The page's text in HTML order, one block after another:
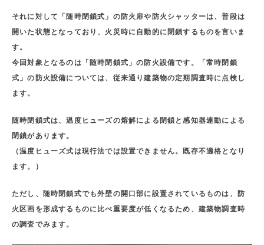
それに対して「随時閉鎖式」の防火扉や防火シャッターは、普段は
開いた状態となっており、火災時に自動的に閉鎖するものを言いま
す。
今回対象となるのは「随時閉鎖式」の防火設備です。「常時閉鎖
式」の防火設備については、従来通り建築物の定期調査時に点検し
ます。
随時閉鎖式は、温度ヒューズの熔解による閉鎖と感知器連動による
閉鎖があります。
（温度ヒューズ式は現行法では設置できません。既存不適格となり
ます。）
ただし、随時閉鎖式でも外壁の開口部に設置されているものは、防
火区画を形成するものに比べ重要度が低くなるため、建築物調査時
の調査でみます。